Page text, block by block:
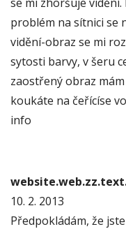
problém na sítnici se
vidění-obraz se mi
sytosti barvy, v šeru
zaostřený obraz
koukáte na čeřícíse
info
10. 2. 2013
Předpokládám, že